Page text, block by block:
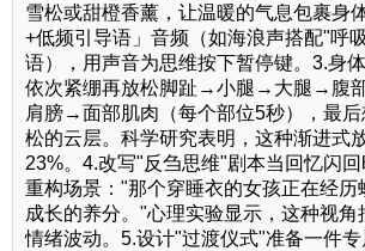
雪松或甜橙香薰，让温暖的气息包裹身
+低频引导语」音频（如海浪声搭配"
语），用声音为思维按下暂停键。3.身
依次紧绷再放松脚趾→小腿→大腿→腹
肩膀→面部肌肉（每个部位5秒），最
松的云层。科学研究表明，这种渐进式
23%。4.改写"反刍思维"剧本当回忆闪
重构场景："那个穿睡衣的女孩正在经历
成长的养分。"心理实验显示，这种视角
情绪波动。5.设计"过渡仪式"准备一件